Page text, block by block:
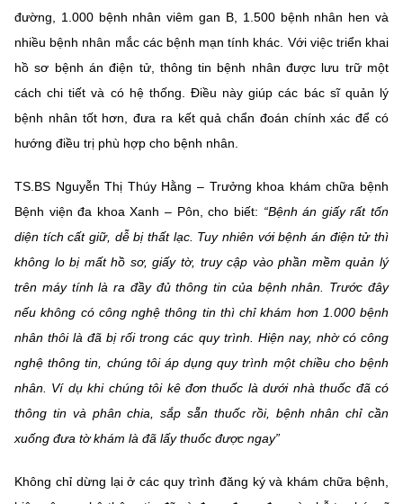
đường, 1.000 bệnh nhân viêm gan B, 1.500 bệnh nhân hen và
nhiều bệnh nhân mắc các bệnh mạn tính khác. Với việc triển khai
hồ sơ bệnh án điện tử, thông tin bệnh nhân được lưu trữ một
cách chi tiết và có hệ thống. Điều này giúp các bác sĩ quản lý
bệnh nhân tốt hơn, đưa ra kết quả chẩn đoán chính xác để có
hướng điều trị phù hợp cho bệnh nhân.
TS.BS Nguyễn Thị Thúy Hằng – Trưởng khoa khám chữa bệnh
Bệnh viện đa khoa Xanh – Pôn, cho biết: “Bệnh án giấy rất tốn
diện tích cất giữ, dễ bị thất lạc. Tuy nhiên với bệnh án điện tử thì
không lo bị mất hồ sơ, giấy tờ, truy cập vào phần mềm quản lý
trên máy tính là ra đầy đủ thông tin của bệnh nhân. Trước đây
nếu không có công nghệ thông tin thì chỉ khám hơn 1.000 bệnh
nhân thôi là đã bị rối trong các quy trình. Hiện nay, nhờ có công
nghệ thông tin, chúng tôi áp dụng quy trình một chiều cho bệnh
nhân. Ví dụ khi chúng tôi kê đơn thuốc là dưới nhà thuốc đã có
thông tin và phân chia, sắp sẵn thuốc rồi, bệnh nhân chỉ cần
xuống đưa tờ khám là đã lấy thuốc được ngay”
Không chỉ dừng lại ở các quy trình đăng ký và khám chữa bệnh,